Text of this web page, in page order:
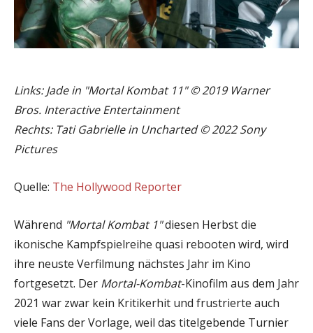
Links: Jade in "Mortal Kombat 11" © 2019 Warner
Bros. Interactive Entertainment
Rechts: Tati Gabrielle in Uncharted © 2022 Sony
Pictures
Quelle: The Hollywood Reporter
Während "Mortal Kombat 1"diesen Herbst die
ikonische Kampfspielreihe quasi rebooten wird, wird
ihre neuste Verfilmung nächstes Jahr im Kino
fortgesetzt. Der Mortal-Kombat-Kinofilm aus dem Jahr
2021 war zwar kein Kritikerhit und frustrierte auch
viele Fans der Vorlage, weil das titelgebende Turnier